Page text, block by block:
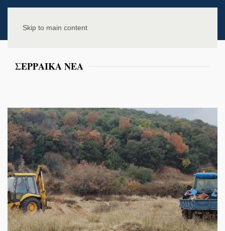
Skip to main content
ΣΕΡΡΑΙΚΑ ΝΕΑ